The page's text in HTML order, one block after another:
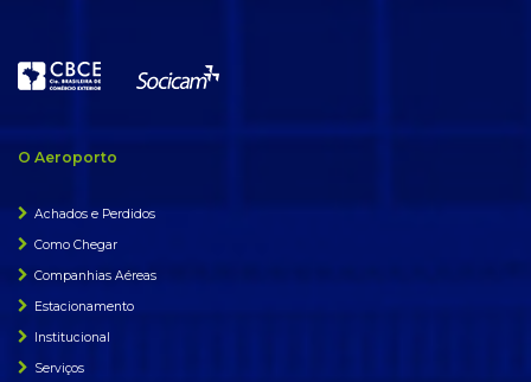
O Aeroporto
Achados e Perdidos
Como Chegar
Companhias Aéreas
Estacionamento
Institucional
Serviços